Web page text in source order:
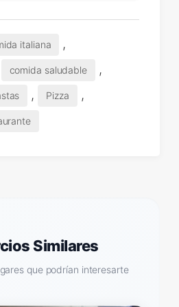
italiana ,
comida saludable ,
, Pizza ,
Similares
que podrían interesarte